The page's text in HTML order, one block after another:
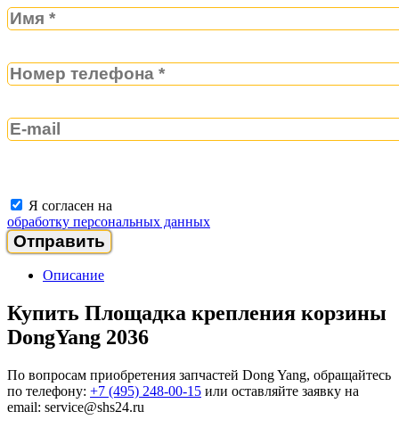
Я согласен на
обработку персональных данных
Описание
Купить Площадка крепления корзины
DongYang 2036
По вопросам приобретения запчастей Dong Yang, обращайтесь
по телефону: +7 (495) 248-00-15 или оставляйте заявку на
email: service@shs24.ru